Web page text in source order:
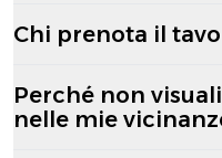
Chi prenota il
Perché non
nelle mie